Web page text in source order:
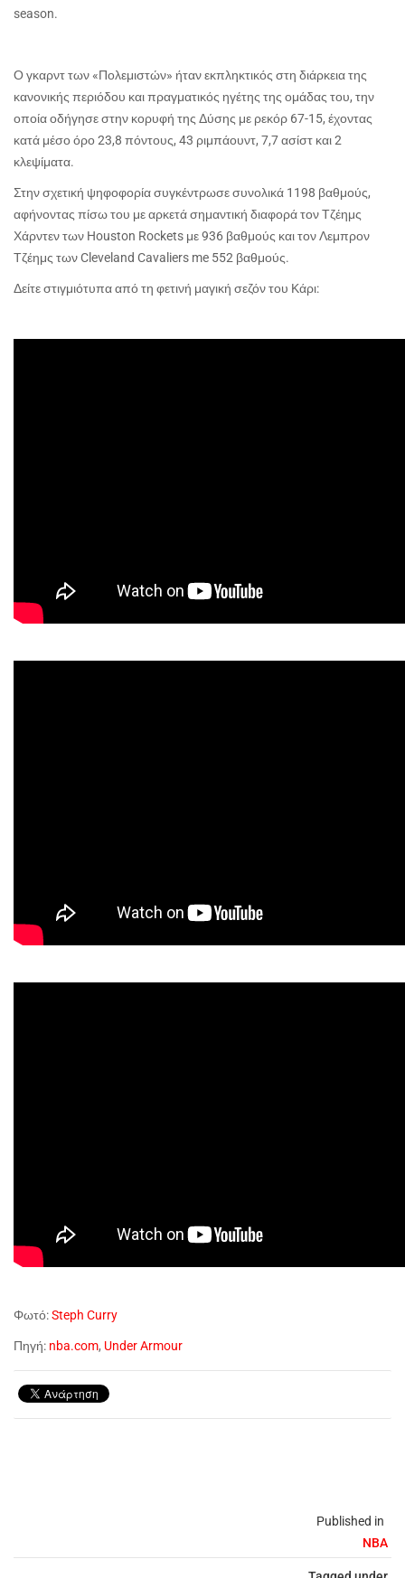
Published in
NBA
season.
Ο γκαρντ των «Πολεμιστών» ήταν εκπληκτικός στη διάρκεια της
κανονικής περιόδου και πραγματικός ηγέτης της ομάδας του, την
οποία οδήγησε στην κορυφή της Δύσης με ρεκόρ 67-15, έχοντας
κατά μέσο όρο 23,8 πόντους, 43 ριμπάουντ, 7,7 ασίστ και 2
κλεψίματα.
Στην σχετική ψηφοφορία συγκέντρωσε συνολικά 1198 βαθμούς,
αφήνοντας πίσω του με αρκετά σημαντική διαφορά τον Τζέημς
Χάρντεν των Houston Rockets με 936 βαθμούς και τον Λεμπρον
Τζέημς τωνCleveland Cavaliers me 552 βαθμούς.
Δείτε στιγμιότυπα από τη φετινή μαγική σεζόν του Κάρι:
Φωτό:Steph Curry
Πηγή: nba.com, Under Armour